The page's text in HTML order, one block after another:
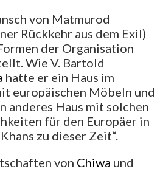
von Matmurod
Rückkehr aus dem Exil)
der Organisation
Wie V. Bartold
hatte er ein Haus im
europäischen Möbeln und
anderes Haus mit solchen
für den Europäer in
zu dieser Zeit“.
von Chiwa und